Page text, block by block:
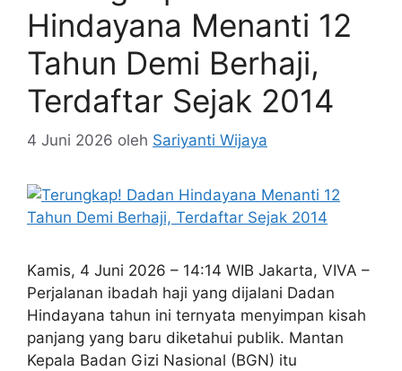
Hindayana Menanti 12
Tahun Demi Berhaji,
Terdaftar Sejak 2014
4 Juni 2026 oleh Sariyanti Wijaya
Kamis, 4 Juni 2026 – 14:14 WIB Jakarta, VIVA –
Perjalanan ibadah haji yang dijalani Dadan
Hindayana tahun ini ternyata menyimpan kisah
panjang yang baru diketahui publik. Mantan
Kepala Badan Gizi Nasional (BGN) itu